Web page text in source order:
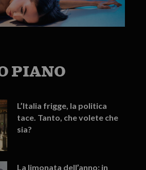
PIANO
L’Italia frigge, la politica
tace. Tanto, che volete che
sia?
La limonata dell’anno: in